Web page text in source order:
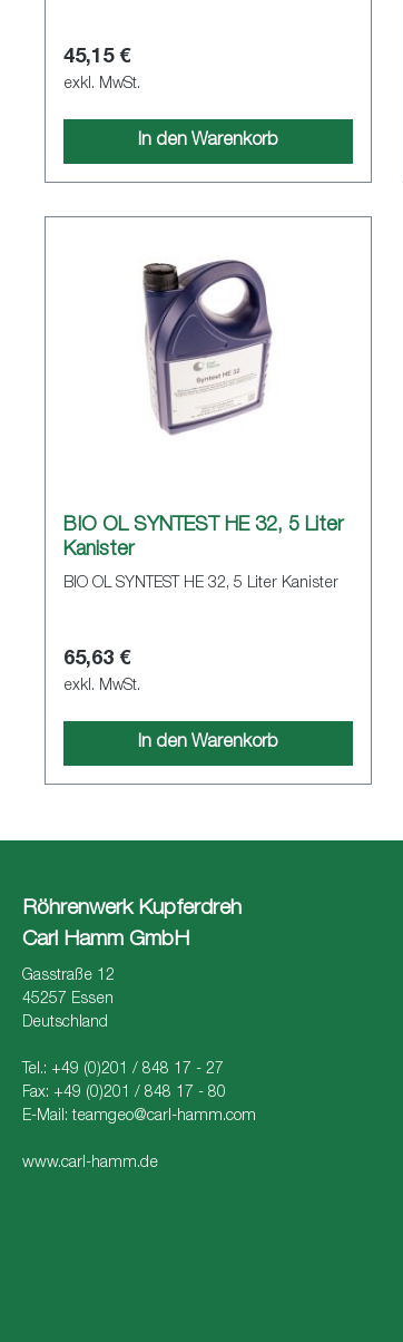
45,15 €
exkl. MwSt.
In den Warenkorb
BIO ÖL SYNTEST HE 32, 5 Liter
Kanister
BIO ÖL SYNTEST HE 32, 5 Liter Kanister
65,63 €
exkl. MwSt.
In den Warenkorb
Röhrenwerk Kupferdreh
Carl Hamm GmbH
Gasstraße 12
45257 Essen
Deutschland
Tel.: +49 (0)201 / 848 17 - 27
Fax: +49 (0)201 / 848 17 - 80
E-Mail:teamgeo@carl-hamm.com
www.carl-hamm.de